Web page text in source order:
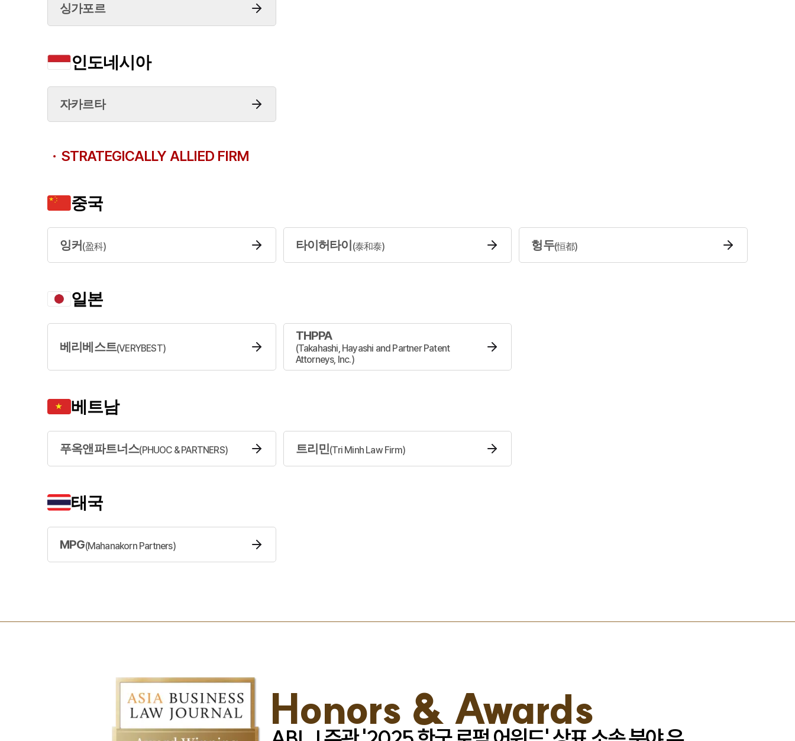
싱가포르
인도네시아
자카르타
STRATEGICALLY ALLIED FIRM
중국
잉커(盈科) 타이허타이(泰和泰) 헝두(恒都)
일본
베리베스트(VERYBEST)
THPPA
(Takahashi, Hayashi and Partner Patent
Attorneys, Inc.)
베트남
푸옥앤파트너스(PHUOC & PARTNERS) 트리민(Tri Minh Law Firm)
태국
MPG(Mahanakorn Partners)
Honors & Awards